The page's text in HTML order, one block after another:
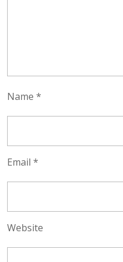
Name *
Email *
Website